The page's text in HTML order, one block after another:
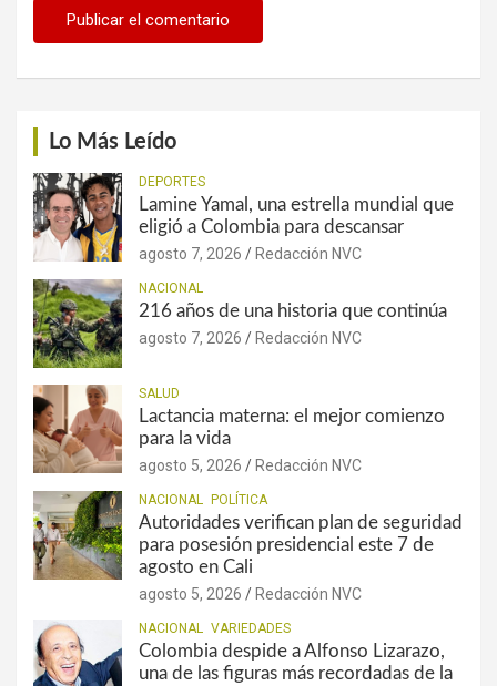
Lo Más Leído
DEPORTES
Lamine Yamal, una estrella mundial que
eligió a Colombia para descansar
agosto 7, 2026 Redacción NVC
NACIONAL
216 años de una historia que continúa
agosto 7, 2026 Redacción NVC
SALUD
Lactancia materna: el mejor comienzo
para la vida
agosto 5, 2026 Redacción NVC
NACIONAL POLÍTICA
Autoridades verifican plan de seguridad
para posesión presidencial este 7 de
agosto en Cali
agosto 5, 2026 Redacción NVC
NACIONAL VARIEDADES
Colombia despide a Alfonso Lizarazo,
una de las figuras más recordadas de la